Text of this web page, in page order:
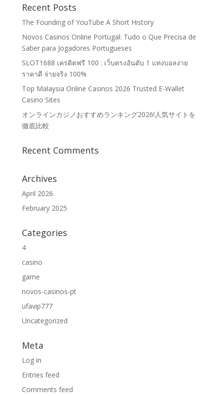
Recent Posts
The Founding of YouTube A Short History
Novos Casinos Online Portugal: Tudo o Que Precisa de
Saber para Jogadores Portugueses
SLOT1688 เครดิตฟรี 100 : เว็บตรงอันดับ 1 แทงบอลง่าย
ราคาดี จ่ายจริง 100%
Top Malaysia Online Casinos 2026 Trusted E-Wallet
Casino Sites
オンラインカジノおすすめランキング2026!人気サイトを
徹底比較
Recent Comments
Archives
April 2026
February 2025
Categories
4
casino
game
novos-casinos-pt
ufavip777
Uncategorized
Meta
Log in
Entries feed
Comments feed